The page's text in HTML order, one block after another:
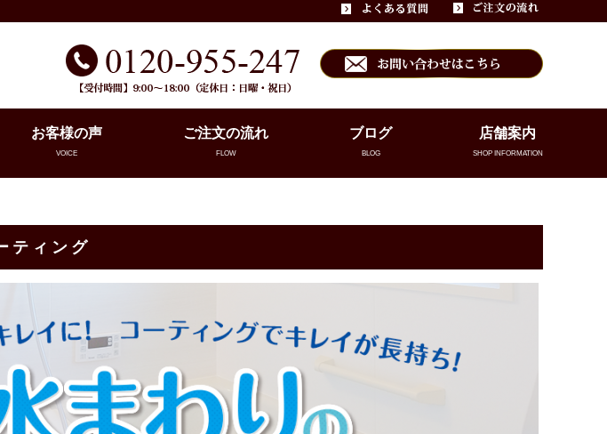
お客様の声
VOICE
ご注文の流れ
FLOW
ブログ
BLOG
店舗案内
SHOP INFORMATION
ティング